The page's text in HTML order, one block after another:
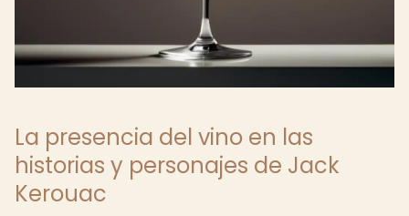
La presencia del vino en las
historias y personajes de Jack
Kerouac